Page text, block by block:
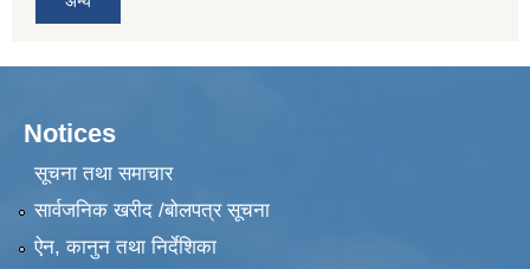
Notices
सूचना तथा समाचार
सार्वजनिक खरीद /बोलपत्र सूचना
ऐन, कानुन तथा निर्देशिका